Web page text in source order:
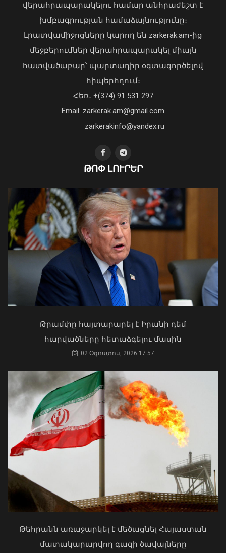
08 Օգոստոս, 2026 12:40
Հյուսիսային կիսագնդում սահմանվել
08 Օգոստոս, 2026 12:26
Արթիկի դպրոցի հաշվապահը
կատարել է առանձնապես խոշոր
08 Օգոստոս, 2026 12:16
կողմից պատվիրված սպանության
կոտրում են Telegram, WhatsApp․
մեդիափորձագետ (տեսանյութ)
04 Օգոստոս, 2026 23:34
Ուկրաինայի Գերագույն Ռադայի
նախագահը շնորհավորել է ՀՀ ԱԺ
նախագահին
04 Օգոստոս, 2026 17:41
Ի՞նչ ուղերձ էր ոտքի չկանգնելը.
Աղաջանյանը` ընդդիմությանը
02 Օգոստոս, 2026 15:22
վերահրապարակելու համար անհրաժեշտ է
խմբագրության համաձայնությունը։
Լրատվամիջոցները կարող են zarkerak.am-ից
մեջբերումներ վերահրապարակել միայն
հատվածաբար՝ պարտադիր օգտագործելով
հիպերհղում։
Հեռ․ +(374) 91 531 297
Email: zarkerak.am@gmail.com
zarkerakinfo@yandex.ru
ԹՈՓ ԼՈՒՐԵՐ
Թրամփը հայտարարել է Իրանի դեմ
հարվածները հետաձգելու մասին
02 Օգոստոս, 2026 17:57
Թեհրանն առաջարկել է մեծացնել Հայաստան
մատակարարվող գազի ծավալները